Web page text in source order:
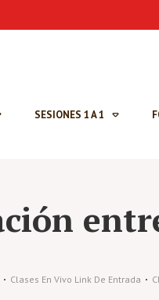
SESIONES 1 A 1
Clases En Vivo Link De Entrada